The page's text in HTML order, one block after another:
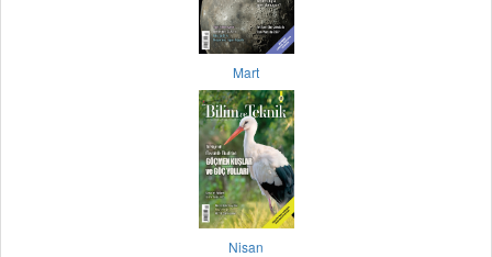
Mart
Nisan